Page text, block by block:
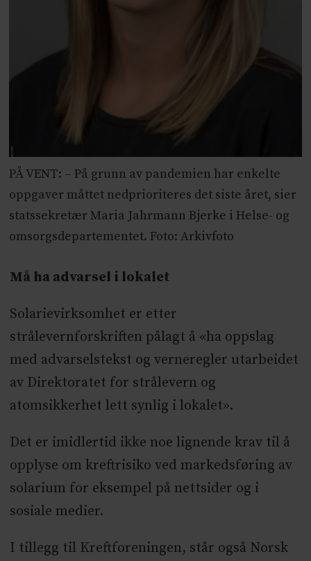
PÅ VENT: – På grunn av pandemien har enkelte
oppgaver måttet nedprioriteres det siste året, sier
statssekretær Maria Jahrmann Bjerke i Helse- og
omsorgsdepartementet. Foto: Arkivfoto
Må ha advarsel i lokalet
Solarievirksomhet er etter
strålevernforskriften pålagt å «ha oppslag
med advarselstekst og verneregler utarbeidet
av Direktoratet for strålevern og
atomsikkerhet lett synlig i lokalet».
Det er imidlertid ikke noe lignende krav til å
opplyse om kreftrisiko ved markedsføring av
solarium for eksempel på nettsider og i
sosiale medier.
I tillegg til Kreftforeningen, står også Norsk